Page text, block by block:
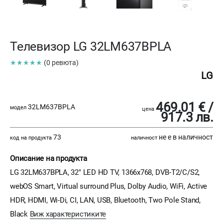
Телевизор LG 32LM637BPLA
★★★★★ (0 ревюта)
LG
модел 32LM637BPLA цена 469.01 € /
917.3 лв.
код на продукта 73 наличност не е в наличност
Описание на продукта
LG 32LM637BPLA, 32" LED HD TV, 1366x768, DVB-T2/C/S2,
webOS Smart, Virtual surround Plus, Dolby Audio, WiFi, Active
HDR, HDMI, Wi-Di, CI, LAN, USB, Bluetooth, Two Pole Stand,
Black Виж характеристиките